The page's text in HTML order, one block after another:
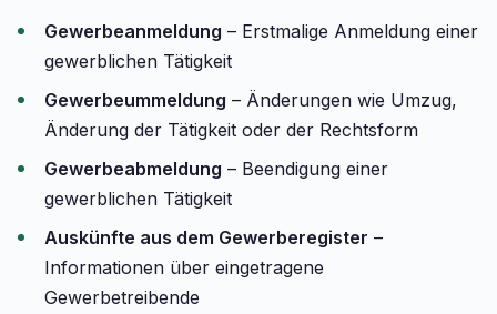
Gewerbeanmeldung – Erstmalige Anmeldung einer
gewerblichen Tätigkeit
Gewerbeummeldung – Änderungen wie Umzug,
Änderung der Tätigkeit oder der Rechtsform
Gewerbeabmeldung – Beendigung einer
gewerblichen Tätigkeit
Auskünfte aus dem Gewerberegister –
Informationen über eingetragene
Gewerbetreibende